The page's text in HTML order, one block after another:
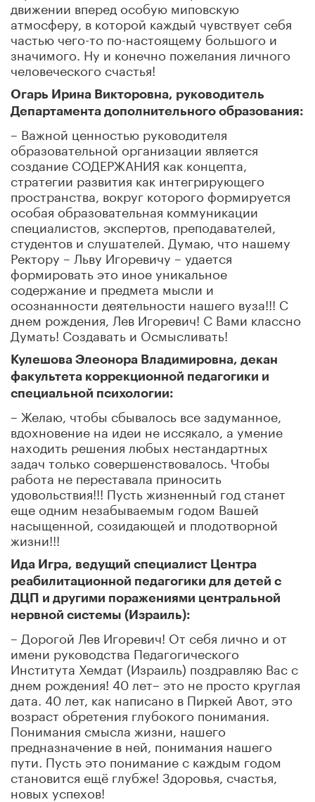
движении вперед особую миповскую
атмосферу, в которой каждый чувствует себя
частью чего-то по-настоящему большого и
значимого. Ну и конечно пожелания личного
человеческого счастья!
Огарь Ирина Викторовна, руководитель
Департамента дополнительного образования:
– Важной ценностью руководителя
образовательной организации является
создание СОДЕРЖАНИЯ как концепта,
стратегии развития как интегрирующего
пространства, вокруг которого формируется
особая образовательная коммуникации
специалистов, экспертов, преподавателей,
студентов и слушателей. Думаю, что нашему
Ректору – Льву Игоревичу – удается
формировать это иное уникальное
содержание и предмета мысли и
осознанности деятельности нашего вуза!!! С
днем рождения, Лев Игоревич! С Вами классно
Думать! Создавать и Осмысливать!
Кулешова Элеонора Владимировна, декан
факультета коррекционной педагогики и
специальной психологии:
– Желаю, чтобы сбывалось все задуманное,
вдохновение на идеи не иссякало, а умение
находить решения любых нестандартных
задач только совершенствовалось. Чтобы
работа не переставала приносить
удовольствия!!! Пусть жизненный год станет
еще одним незабываемым годом Вашей
насыщенной, созидающей и плодотворной
жизни!!!
Ида Игра, ведущий специалист Центра
реабилитационной педагогики для детей с
ДЦП и другими поражениями центральной
нервной системы (Израиль):
– Дорогой Лев Игоревич! От себя лично и от
имени руководства Педагогического
Института Хемдат (Израиль) поздравляю Вас с
днем рождения! 40 лет– это не просто круглая
дата. 40 лет, как написано в Пиркей Авот, это
возраст обретения глубокого понимания.
Понимания смысла жизни, нашего
предназначение в ней, понимания нашего
пути. Пусть это понимание с каждым годом
становится ещё глубже! Здоровья, счастья,
новых успехов!